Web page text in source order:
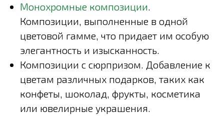
Монохромные композиции.
Композиции, выполненные в одной
цветовой гамме, что придает им особую
элегантность и изысканность.
Композиции с сюрпризом. Добавление к
цветам различных подарков, таких как
конфеты, шоколад, фрукты, косметика
или ювелирные украшения.